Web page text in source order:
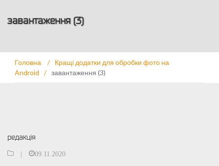
завантаження (3)
Головна /
Кращі додатки для обробки фото на
Android
/ завантаження (3)
редакція
09.11.2020